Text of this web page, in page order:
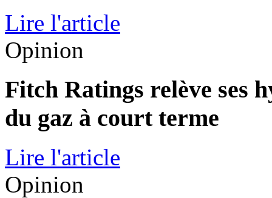
Lire l'article
Opinion
Fitch Ratings relève ses
du gaz à court terme
Lire l'article
Opinion